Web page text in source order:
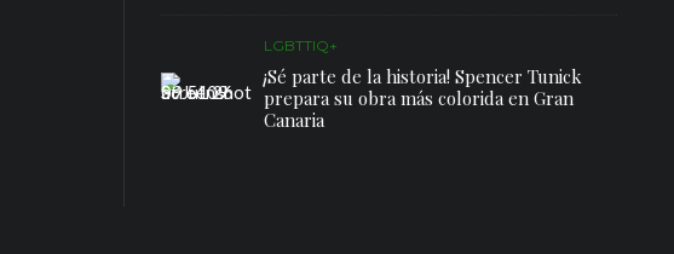
LGBTTIQ+
¡Sé parte de la historia! Spencer Tunick
prepara su obra más colorida en Gran
Canaria